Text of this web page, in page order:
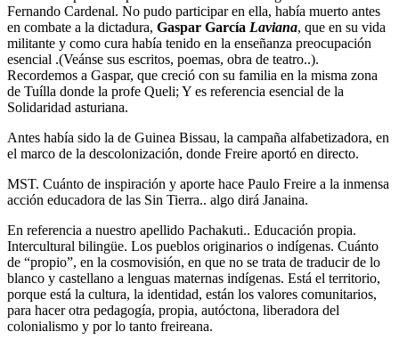
Fernando Cardenal. No pudo participar en ella, había muerto antes
en combate a la dictadura, Gaspar García Laviana, que en su vida
militante y como cura había tenido en la enseñanza preocupación
esencial .(Veánse sus escritos, poemas, obra de teatro..).
Recordemos a Gaspar, que creció con su familia en la misma zona
de Tuílla donde la profe Queli; Y es referencia esencial de la
Solidaridad asturiana.
Antes había sido la de Guinea Bissau, la campaña alfabetizadora, en
el marco de la descolonización, donde Freire aportó en directo.
MST. Cuánto de inspiración y aporte hace Paulo Freire a la inmensa
acción educadora de las Sin Tierra.. algo dirá Janaina.
En referencia a nuestro apellido Pachakuti.. Educación propia.
Intercultural bilingüe. Los pueblos originarios o indígenas. Cuánto
de “propio”, en la cosmovisión, en que no se trata de traducir de lo
blanco y castellano a lenguas maternas indígenas. Está el territorio,
porque está la cultura, la identidad, están los valores comunitarios,
para hacer otra pedagogía, propia, autóctona, liberadora del
colonialismo y por lo tanto freireana.